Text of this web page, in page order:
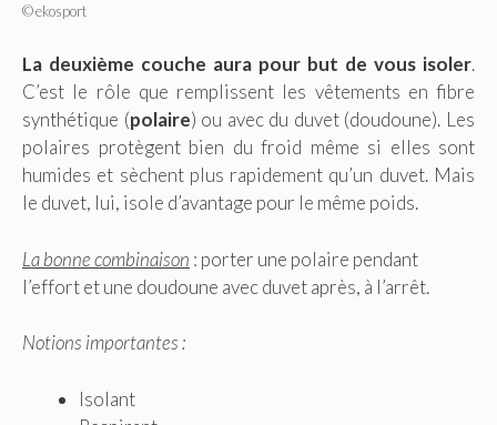
© ekosport
La deuxième couche aura pour but de vous isoler.
C’est le rôle que remplissent les vêtements en fibre
synthétique (polaire) ou avec du duvet (doudoune). Les
polaires protègent bien du froid même si elles sont
humides et sèchent plus rapidement qu’un duvet. Mais
le duvet, lui, isole d’avantage pour le même poids.
La bonne combinaison : porter une polaire pendant
l’effort et une doudoune avec duvet après, à l’arrêt.
Notions importantes :
Isolant